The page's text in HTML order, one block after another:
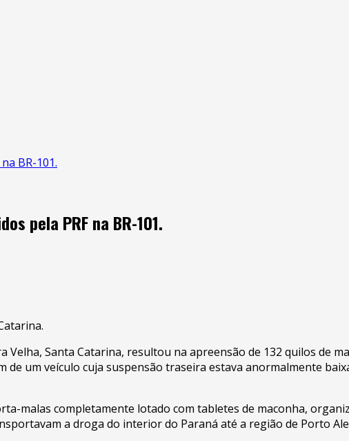
BR-101.
pela PRF na BR-101.
Santa Catarina, resultou na apreensão de 132 quilos de
um veículo cuja suspensão traseira estava anormalmente
malas completamente lotado com tabletes de maconha,
a droga do interior do Paraná até a região de Porto